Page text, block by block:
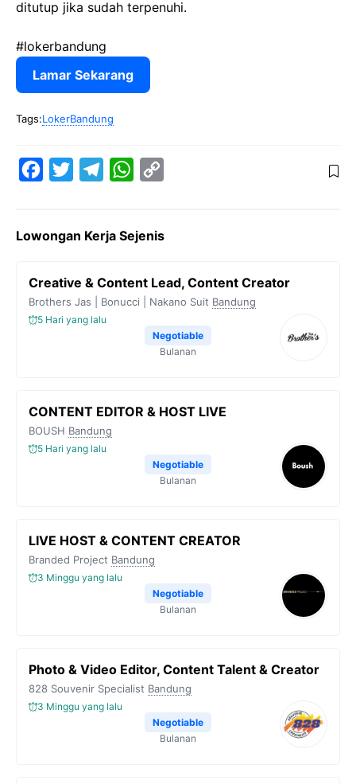
ditutup jika sudah terpenuhi.
#lokerbandung
Lamar Sekarang
Tags:LokerBandung
e
o
o
t
e
e
r
W
t
A
y
i
k
Lowongan Kerja Sejenis
Creative & Content Lead, Content Creator
Brothers Jas | Bonucci | Nakano Suit Bandung
5 Hari yang lalu
Negotiable
Bulanan
CONTENT EDITOR & HOST LIVE
BOUSH Bandung
5 Hari yang lalu
Negotiable
Bulanan
LIVE HOST & CONTENT CREATOR
Branded Project Bandung
3 Minggu yang lalu
Negotiable
Bulanan
Photo & Video Editor, Content Talent & Creator
828 Souvenir Specialist Bandung
3 Minggu yang lalu
Negotiable
Bulanan